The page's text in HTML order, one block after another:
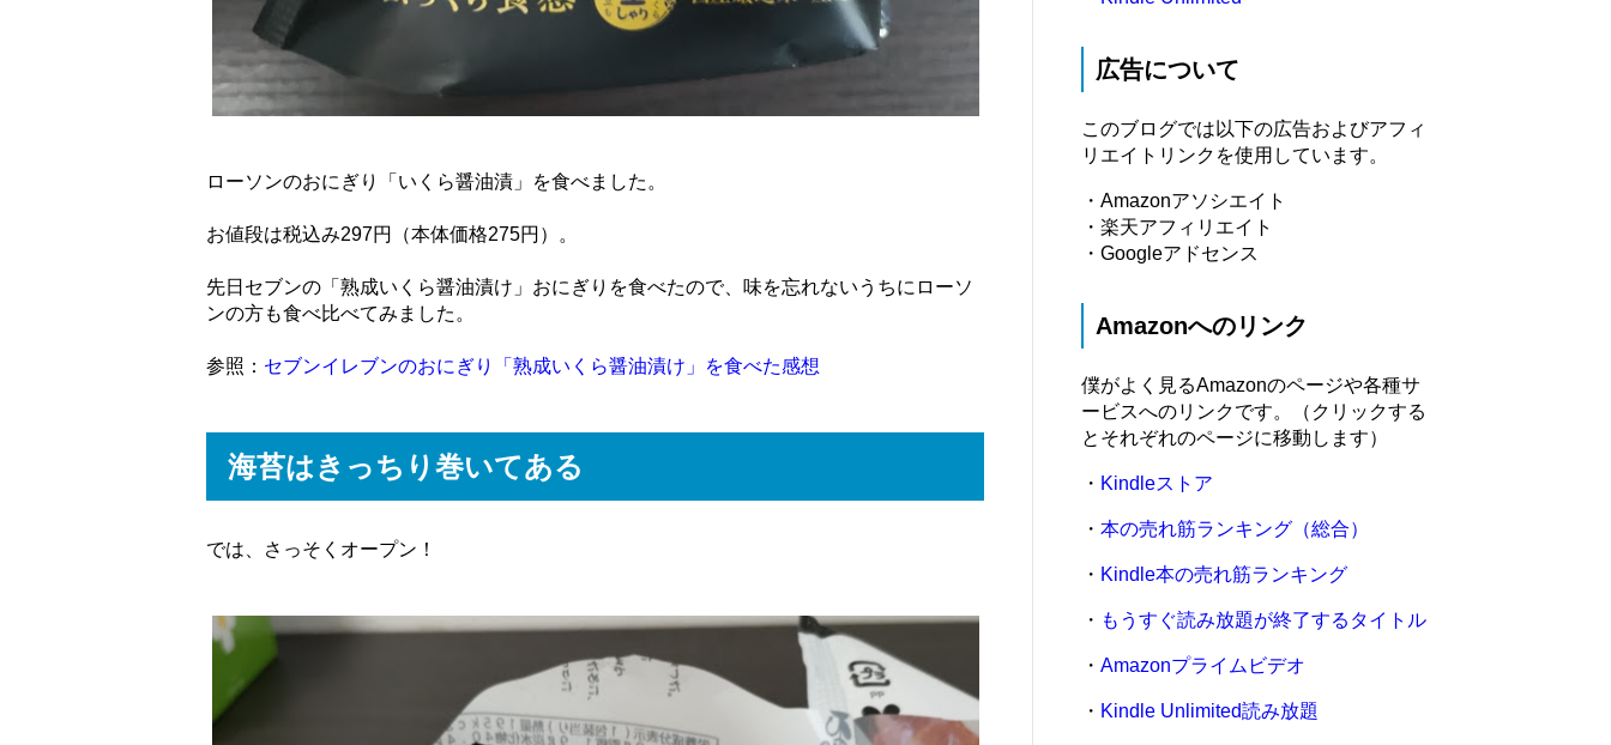
ローソンのおにぎり「いくら醤油漬」を食べました。
お値段は税込み297円（本体価格275円）。
先日セブンの「熟成いくら醤油漬け」おにぎりを食べたので、味を忘れないうちにローソ
ンの方も食べ比べてみました。
参照： セブンイレブンのおにぎり「熟成いくら醤油漬け」を食べた感想
海苔はきっちり巻いてある
では、さっそくオープン！
広告について
このブログでは以下の広告およびアフィ
リエイトリンクを使用しています。
・Amazonアソシエイト
・楽天アフィリエイト
・Googleアドセンス
Amazonへのリンク
僕がよく見るAmazonのページや各種サ
ービスへのリンクです。（クリックする
とそれぞれのページに移動します）
・ Kindleストア
・ 本の売れ筋ランキング（総合）
・ Kindle本の売れ筋ランキング
・ もうすぐ読み放題が終了するタイトル
・ Amazonプライムビデオ
・ Kindle Unlimited読み放題